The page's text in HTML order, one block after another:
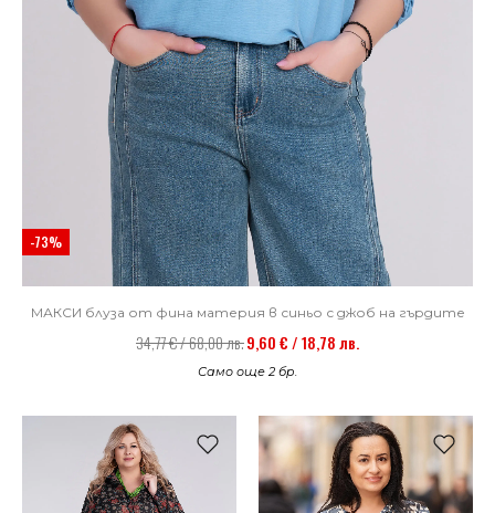
-73%
МАКСИ блуза от фина материя в синьо с джоб на гърдите
34,77 € / 68,00 лв.9,60 € / 18,78 лв.
Само още 2 бр.